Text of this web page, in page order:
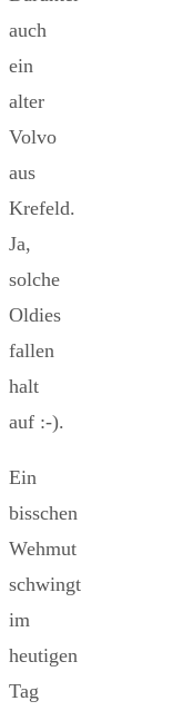
auch
ein
alter
Volvo
aus
Krefeld.
Ja,
solche
Oldies
fallen
halt
auf :-).
Ein
bisschen
Wehmut
schwingt
im
heutigen
Tag